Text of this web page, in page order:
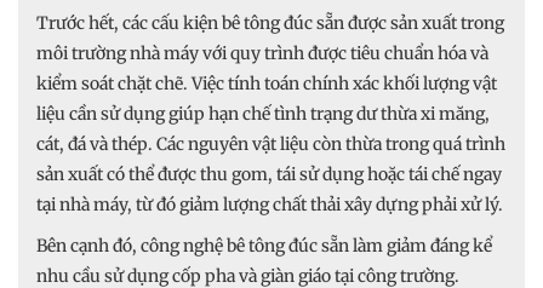
Trước hết, các cấu kiện bê tông đúc sẵn được sản xuất trong
môi trường nhà máy với quy trình được tiêu chuẩn hóa và
kiểm soát chặt chẽ. Việc tính toán chính xác khối lượng vật
liệu cần sử dụng giúp hạn chế tình trạng dư thừa xi măng,
cát, đá và thép. Các nguyên vật liệu còn thừa trong quá trình
sản xuất có thể được thu gom, tái sử dụng hoặc tái chế ngay
tại nhà máy, từ đó giảm lượng chất thải xây dựng phải xử lý.
Bên cạnh đó, công nghệ bê tông đúc sẵn làm giảm đáng kể
nhu cầu sử dụng cốp pha và giàn giáo tại công trường.